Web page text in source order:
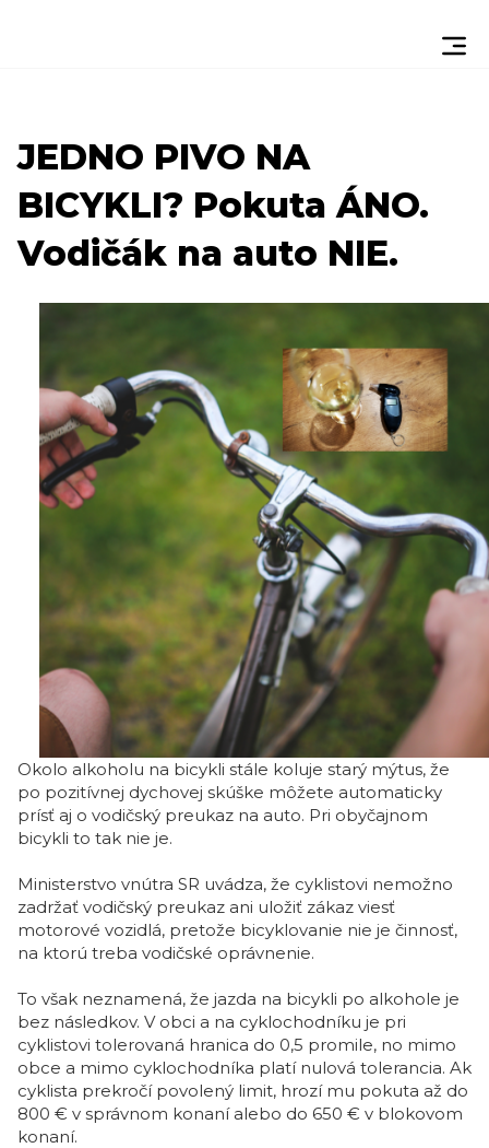
JEDNO PIVO NA
BICYKLI? Pokuta ÁNO.
Vodičák na auto NIE.
Okolo alkoholu na bicykli stále koluje starý mýtus, že
po pozitívnej dychovej skúške môžete automaticky
prísť aj o vodičský preukaz na auto. Pri obyčajnom
bicykli to tak nie je.
Ministerstvo vnútra SR uvádza, že cyklistovi nemožno
zadržať vodičský preukaz ani uložiť zákaz viesť
motorové vozidlá, pretože bicyklovanie nie je činnosť,
na ktorú treba vodičské oprávnenie.
To však neznamená, že jazda na bicykli po alkohole je
bez následkov. V obci a na cyklochodníku je pri
cyklistovi tolerovaná hranica do 0,5 promile, no mimo
obce a mimo cyklochodníka platí nulová tolerancia. Ak
cyklista prekročí povolený limit, hrozí mu pokuta až do
800 € v správnom konaní alebo do 650 € v blokovom
konaní.